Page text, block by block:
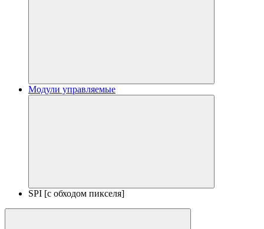
Модули управляемые
SPI [с обходом пикселя]